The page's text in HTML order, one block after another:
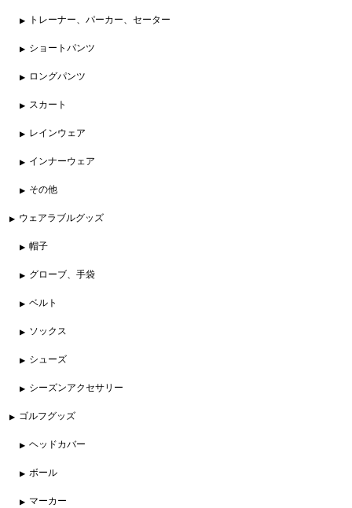
トレーナー、パーカー、セーター
ショートパンツ
ロングパンツ
スカート
レインウェア
インナーウェア
その他
ウェアラブルグッズ
帽子
グローブ、手袋
ベルト
ソックス
シューズ
シーズンアクセサリー
ゴルフグッズ
ヘッドカバー
ボール
マーカー